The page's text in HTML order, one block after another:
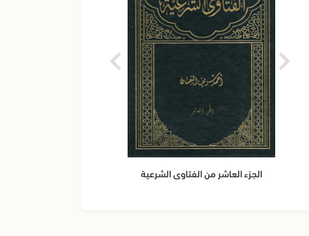
الجزء العاشر من الفتاوى الشرعية